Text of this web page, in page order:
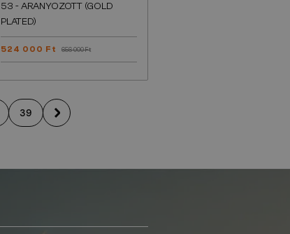
53 - ARANYOZOTT (GOLD
PLATED)
524 000 Ft 656 000 Ft
39